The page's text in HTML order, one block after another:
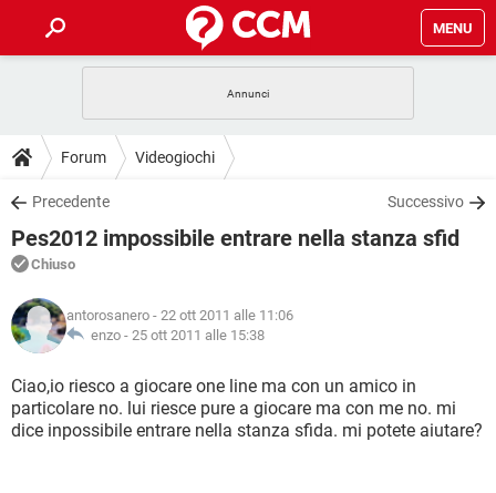
MENU
INTRATTENIMENTO
iOS
INSTAGRAM WHATSAPP
TIKTOK
HARDWARE
GUIDE
COVID-19
iOS
INSTAGRAM
TIKTOK
DOWNLOAD
COVID-19 GAMING
INTRATTENIMENTO
iOS WINDOWS 10
INSTAGRAM
TIKTOK FACEBOOK
HARDWARE
FORUM
COVID-19
INTRATTENIMENTO
INSTAGRAM WHATSAPP
GLOSSARIO
COVID-19
INTRATTENIMENTO ANDROID
iOS WINDOWS 10
Forum Videogiochi
Precedente Successivo
Pes2012 impossibile entrare nella stanza sfid
Chiuso
antorosanero - 22 ott 2011 alle 11:06
enzo - 25 ott 2011 alle 15:38
Ciao,io riesco a giocare one line ma con un amico in
particolare no. lui riesce pure a giocare ma con me no. mi
dice inpossibile entrare nella stanza sfida. mi potete aiutare?